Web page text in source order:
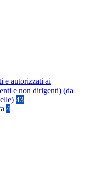
e autorizzati ai
e non dirigenti) (da
43
4